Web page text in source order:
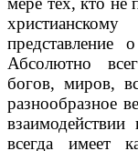
представление
Абсолютно
богов, миров,
разнообразное
всегда имеет